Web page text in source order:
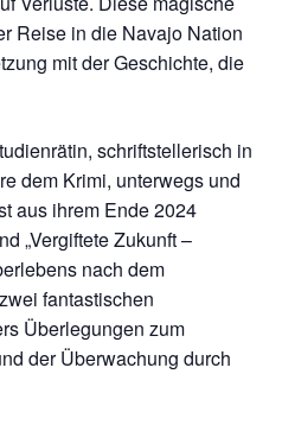
Reise in die Navajo Nation
mit der Geschichte, die
schriftstellerisch in
dem Krimi, unterwegs und
aus ihrem Ende 2024
„Vergiftete Zukunft –
nach dem
fantastischen
Überlegungen zum
der Überwachung durch